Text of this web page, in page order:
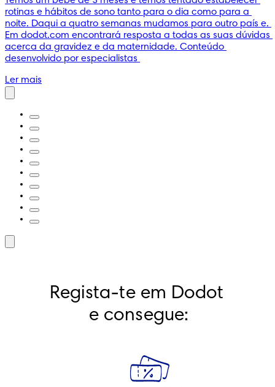
rotinas e hábitos de sono tanto para o dia como para a
noite. Daqui a quatro semanas mudamos para outro país e.
Em dodot.com encontrará resposta a todas as suas dúvidas
acerca da gravidez e da maternidade. Conteúdo
desenvolvido por especialistas
Ler mais
Regista-te em Dodot
e consegue: